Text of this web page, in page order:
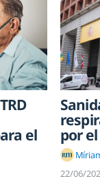
el por
22/06/